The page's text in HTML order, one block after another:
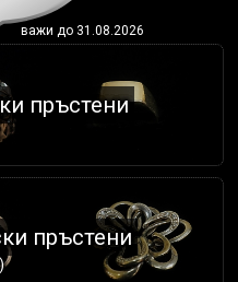
важи до 31.08.2026
пръстени
пръстени